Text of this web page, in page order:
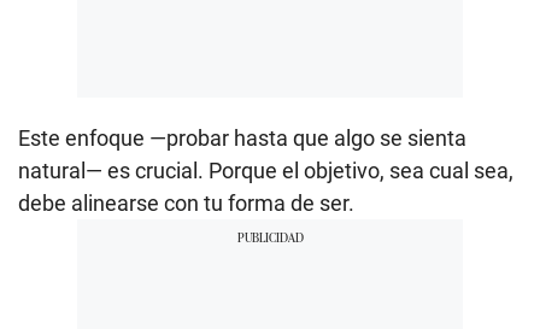
Este enfoque —probar hasta que algo se sienta
natural— es crucial. Porque el objetivo, sea cual sea,
debe alinearse con tu forma de ser.